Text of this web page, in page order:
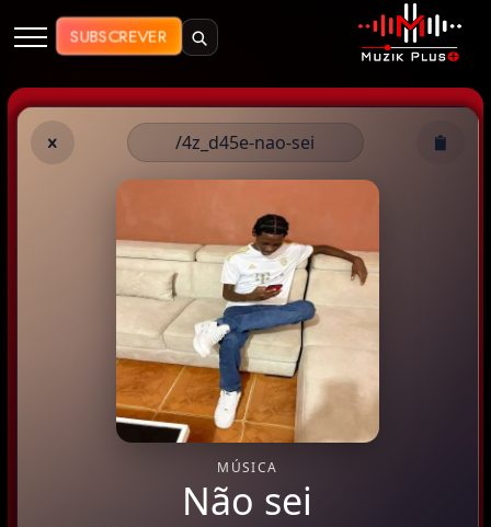
Muzik Plus AO - Streaming de
SUBSCREVER
/4z_d45e-nao-sei
MÚSICA
Não sei